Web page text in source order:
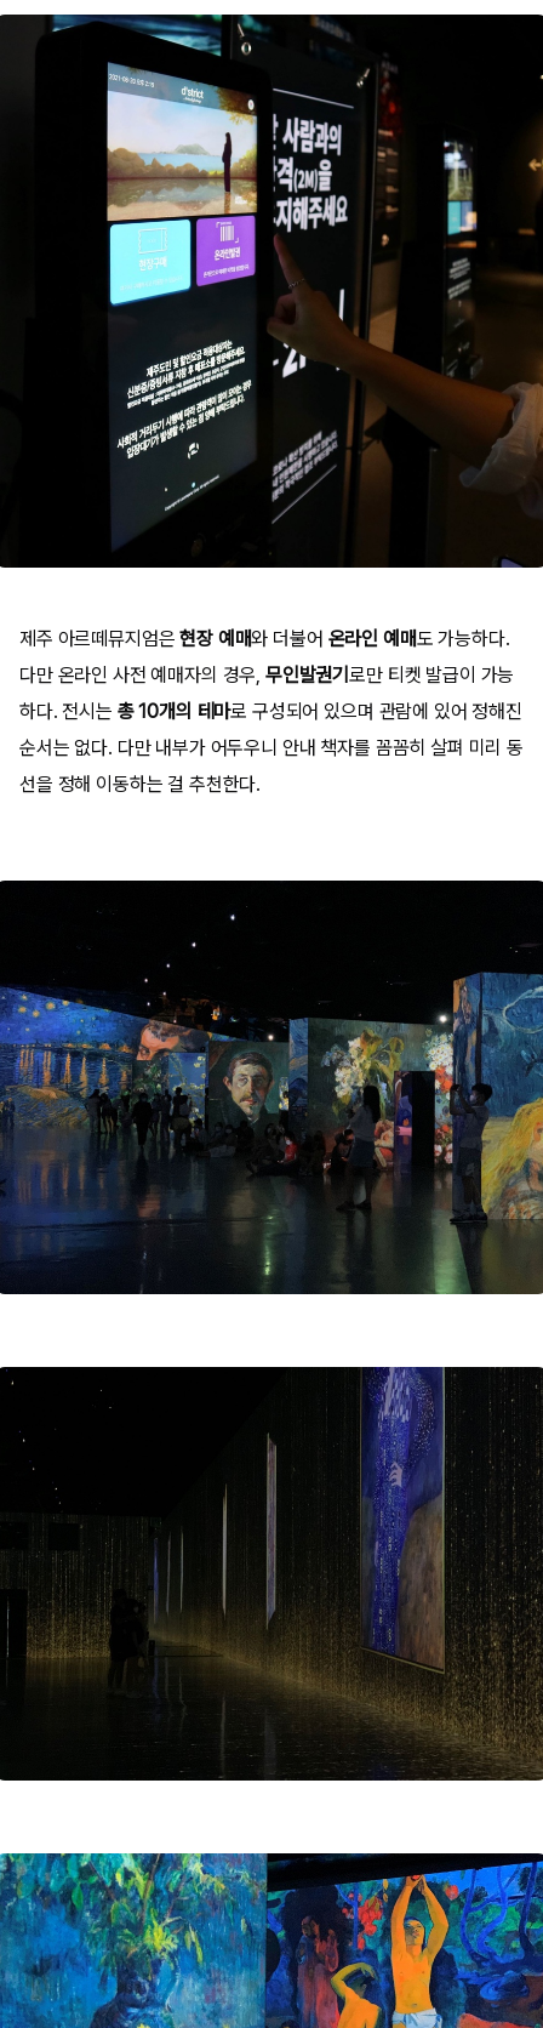
제주 아르떼뮤지엄은현장 예매와 더불어 온라인 예매도 가능하다.
다만 온라인 사전 예매자의 경우, 무인발권기로만 티켓 발급이 가능
하다. 전시는 총 10개의 테마로 구성되어 있으며 관람에 있어 정해진
순서는 없다. 다만 내부가 어두우니 안내 책자를 꼼꼼히 살펴 미리 동
선을 정해 이동하는 걸 추천한다.